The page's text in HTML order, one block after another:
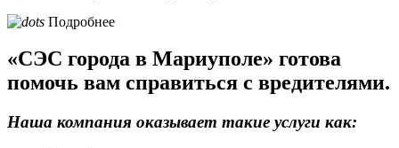
Подробнее
«СЭС города в Мариуполе» готова
помочь вам справиться с вредителями.
Наша компания оказывает такие услуги как: